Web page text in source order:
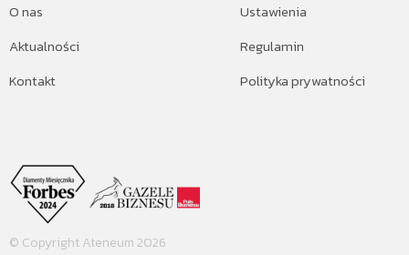
O nas
Aktualności
Kontakt
Ustawienia
Regulamin
Polityka prywatności
© Copyright Ateneum 2026